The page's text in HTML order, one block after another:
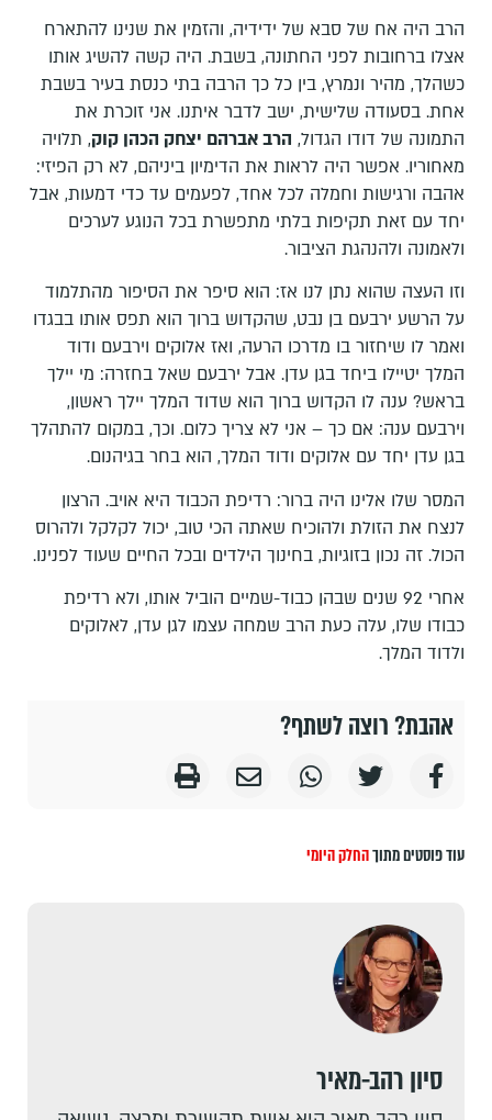
הרב היה אח של סבא של ידידיה, והזמין את שנינו להתארח
אצלו ברחובות לפני החתונה, בשבת. היה קשה להשיג אותו
כשהלך, מהיר ונמרץ, בין כל כך הרבה בתי כנסת בעיר בשבת
אחת. בסעודה שלישית, ישב לדבר איתנו. אני זוכרת את
התמונה של דודו הגדול, הרב אברהם יצחק הכהן קוק, תלויה
מאחוריו. אפשר היה לראות את הדימיון ביניהם, לא רק הפיזי:
אהבה ורגישות וחמלה לכל אחד, לפעמים עד כדי דמעות, אבל
יחד עם זאת תקיפות בלתי מתפשרת בכל הנוגע לערכים
ולאמונה ולהנהגת הציבור.
וזו העצה שהוא נתן לנו אז: הוא סיפר את הסיפור מהתלמוד
על הרשע ירבעם בן נבט, שהקדוש ברוך הוא תפס אותו בבגדו
ואמר לו שיחזור בו מדרכו הרעה, ואז אלוקים וירבעם ודוד
המלך יטיילו ביחד בגן עדן. אבל ירבעם שאל בחזרה: מי יילך
בראש? ענה לו הקדוש ברוך הוא שדוד המלך יילך ראשון,
וירבעם ענה: אם כך – אני לא צריך כלום. וכך, במקום להתהלך
בגן עדן יחד עם אלוקים ודוד המלך, הוא בחר בגיהנום.
המסר שלו אלינו היה ברור: רדיפת הכבוד היא אויב. הרצון
לנצח את הזולת ולהוכיח שאתה הכי טוב, יכול לקלקל ולהרוס
הכול. זה נכון בזוגיות, בחינוך הילדים ובכל החיים שעוד לפנינו.
אחרי 92 שנים שבהן כבוד-שמיים הוביל אותו, ולא רדיפת
כבודו שלו, עלה כעת הרב שמחה עצמו לגן עדן, לאלוקים
ולדוד המלך.
אהבת? רוצה לשתף?
עוד פוסטים מתוךהחלק היומי
סיון רהב-מאיר